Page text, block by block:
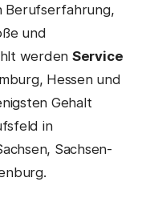
Berufserfahrung,
und
werden Service
Hessen und
Gehalt
in
Sachsen-